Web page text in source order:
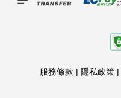
服務條款 隱私政策